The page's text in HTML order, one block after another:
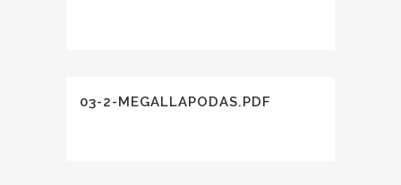
03-2-MEGALLAPODAS.PDF